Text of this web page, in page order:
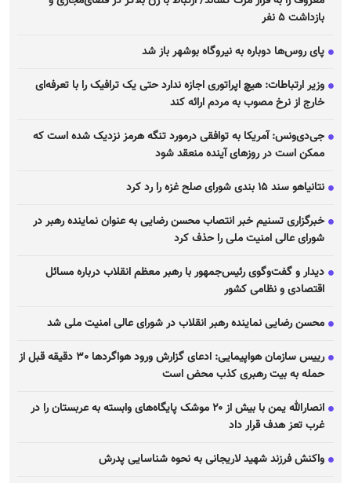
بازداشت ۵ نفر
پای روس‌ها دوباره به نیروگاه بوشهر باز شد
وزیر ارتباطات: هیچ اپراتوری اجازه ندارد حتی یک ترافیک را با تعرفه‌ای
خارج از نرخ مصوب به مردم ارائه کند
جی‌دی‌ونس: آمریکا به توافقی درمورد تنگه هرمز نزدیک شده است که
ممکن است در روز‌های آینده منعقد شود
نتانیاهو سند ۱۵ بندی شورای صلح غزه را رد کرد
خبرگزاری تسنیم خبر انتصاب محسن رضایی به عنوان نماینده رهبر در
شورای عالی امنیت ملی را حذف کرد
دیدار و گفت‌وگوی رئیس‌جمهور با رهبر معظم انقلاب درباره مسائل
اقتصادی و نظامی کشور
محسن رضایی نماینده رهبر انقلاب در شورای عالی امنیت ملی شد
رییس سازمان هواپیمایی: ادعای گزارش ورود هواگرد‌ها ٣٠ دقیقه قبل از
حمله به بیت رهبری کذب محض است
انصارالله یمن با بیش از ۲۰ موشک پایگاه‌های وابسته به عربستان را در
غرب تعز هدف قرار داد
واکنش فرزند شهید لاریجانی به نحوه شناسایی پدرش